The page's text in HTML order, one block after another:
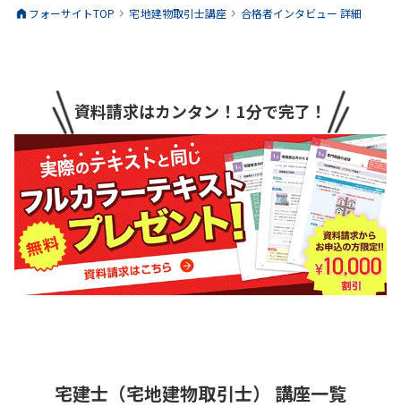
フォーサイトTOP 宅地建物取引士講座 合格者インタビュー 詳細
資料請求はカンタン！1分で完了！
宅建士（宅地建物取引士） 講座一覧